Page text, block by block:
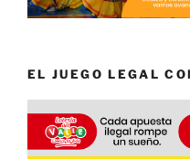
EL JUEGO LEGAL